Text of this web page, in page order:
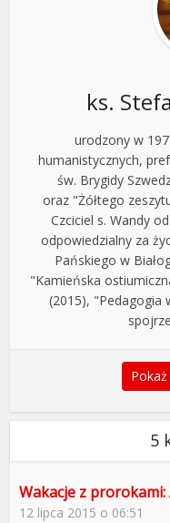
ks.
urodzony w
humanistycznych,
św. Brygidy
oraz "Żółtego
Czciciel s. Wandy
odpowiedzialny za
Pańskiego w
"Kamieńska
(2015), "Pedagogia
5
Wakacje z prorokami:
12 lipca 2015 o 06:51